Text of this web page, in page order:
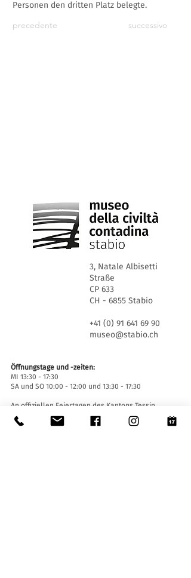
Personen den dritten Platz belegte.
precedente successivo
3, Natale Albisetti
Straße
CP 633
CH - 6855 Stabio
+41 (0) 91 641 69 90
museo@stabio.ch
Öffnungstage und -zeiten:
MI 13:30 - 17:30
SA und SO 10:00 - 12:00 und 13:30 - 17:30
An offiziellen Feiertagen des Kantons Tessin
geschlossen, wegen besonderer Veranstaltungen
geschlossen (hier klicken).